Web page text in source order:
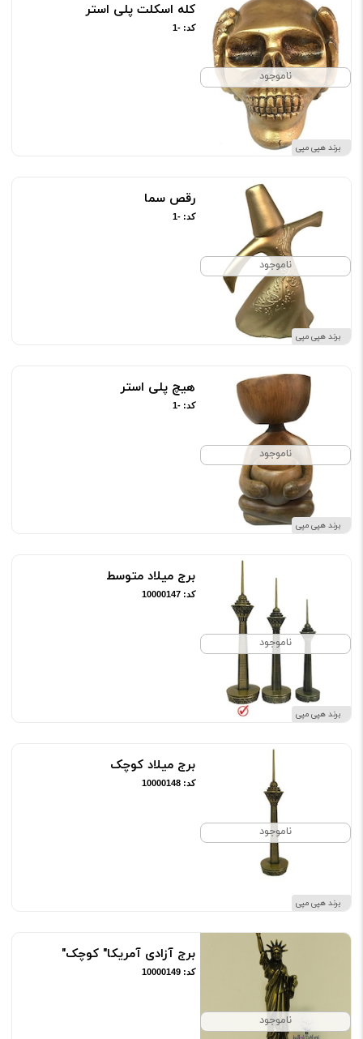
ناموجود
برند هپی مپی
کله اسکلت پلی استر
کد: -1
ناموجود
برند هپی مپی
رقص سما
کد: -1
ناموجود
برند هپی مپی
هیچ پلی استر
کد: -1
ناموجود
برند هپی مپی
برج میلاد متوسط
کد: 10000147
ناموجود
برند هپی مپی
برج میلاد کوچک
کد: 10000148
ناموجود
برج آزادی آمریکا" کوچک"
کد: 10000149